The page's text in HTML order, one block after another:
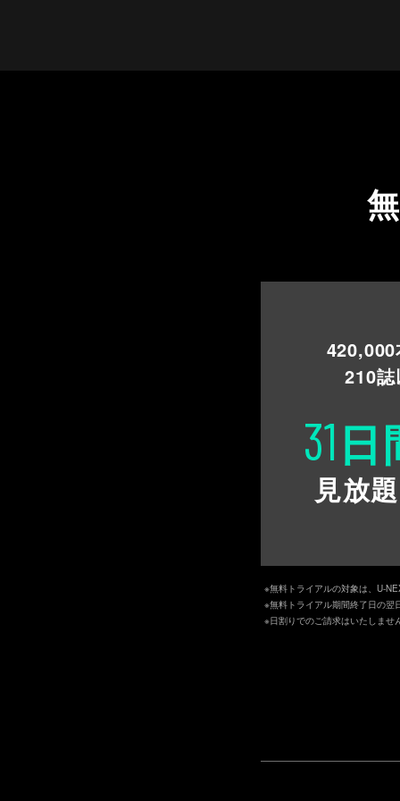
420,000
210
31日
見放
※無料トライアルの対象は、U-
※無料トライアル期間終了日の翌
※日割りでのご請求はいたしません